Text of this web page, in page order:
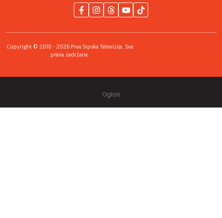
Copyright © 2010 - 2026 Prva Srpska Televizija. Sva
prava zadržana.